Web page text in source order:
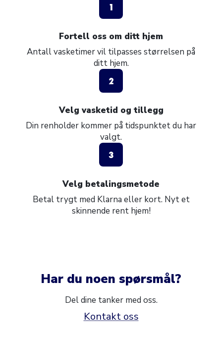
1
Fortell oss om ditt hjem
Antall vasketimer vil tilpasses størrelsen på
ditt hjem.
2
Velg vasketid og tillegg
Din renholder kommer på tidspunktet du har
valgt.
3
Velg betalingsmetode
Betal trygt med Klarna eller kort. Nyt et
skinnende rent hjem!
Har du noen spørsmål?
Del dine tanker med oss.
Kontakt oss